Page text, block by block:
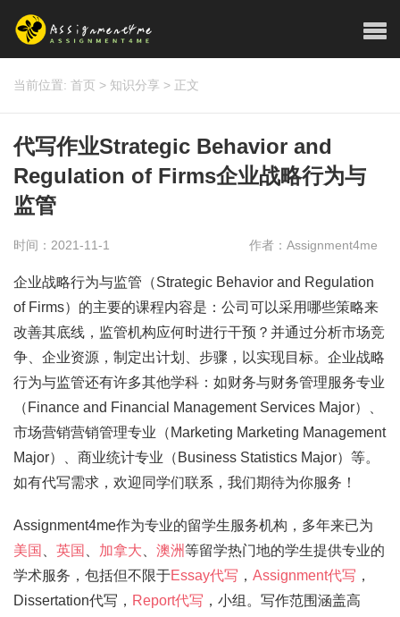
当前位置: 首页 > 知识分享 > 正文
代写作业Strategic Behavior and
Regulation of Firms企业战略行为与
监管
时间：2021-11-1 作者：Assignment4me
企业战略行为与监管（Strategic Behavior and Regulation
of Firms）的主要的课程内容是：公司可以采用哪些策略来
改善其底线，监管机构应何时进行干预？并通过分析市场竞
争、企业资源，制定出计划、步骤，以实现目标。企业战略
行为与监管还有许多其他学科：如财务与财务管理服务专业
（Finance and Financial Management Services Major）、
市场营销营销管理专业（Marketing Marketing Management
Major）、商业统计专业（Business Statistics Major）等。
如有代写需求，欢迎同学们联系，我们期待为你服务！
Assignment4me作为专业的留学生服务机构，多年来已为
美国
英国 加拿大 澳洲等留学热门地的学生提供专业的
学术服务，包括但不限于Essay代写 ， Assignment代写 ，
Dissertation代写， Report代写 ，小组。写作范围涵盖高